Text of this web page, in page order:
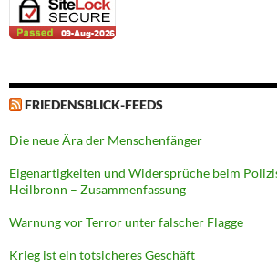
FRIEDENSBLICK-FEEDS
Die neue Ära der Menschenfänger
Eigenartigkeiten und Widersprüche beim
Heilbronn – Zusammenfassung
Warnung vor Terror unter falscher Flagge
Krieg ist ein totsicheres Geschäft